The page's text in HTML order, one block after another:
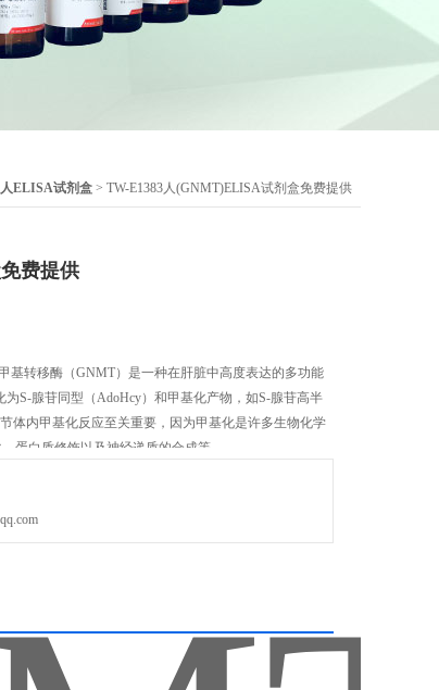
人ELISA试剂盒 > TW-E1383人(GNMT)ELISA试剂盒免费提供
费提供
基转移酶（GNMT）是一种在肝脏中高度表达的多功能
S-腺苷同型（AdoHcy）和甲基化产物，如S-腺苷高半
体内甲基化反应至关重要，因为甲基化是许多生物化学
蛋白质修饰以及神经递质的合成等。